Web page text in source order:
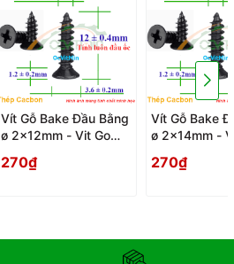
Vít Gỗ Bake Đầu Bằng
ø 2x12mm - Vit Go
270₫
Vít Gỗ Bake
ø 2x14mm -
270₫